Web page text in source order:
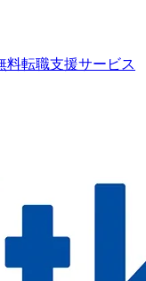
転職支援サービス